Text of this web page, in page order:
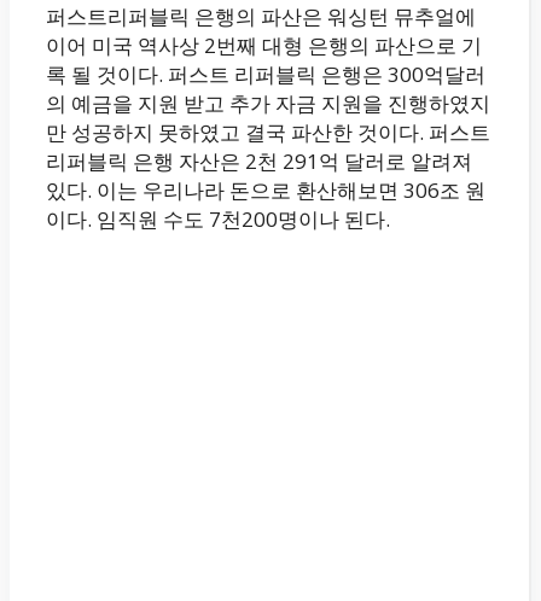
퍼스트리퍼블릭 은행의 파산은 워싱턴 뮤추얼에
이어 미국 역사상 2번째 대형 은행의 파산으로 기
록 될 것이다. 퍼스트 리퍼블릭 은행은 300억달러
의 예금을 지원 받고 추가 자금 지원을 진행하였지
만 성공하지 못하였고 결국 파산한 것이다. 퍼스트
리퍼블릭 은행 자산은 2천 291억 달러로 알려져
있다. 이는 우리나라 돈으로 환산해보면 306조 원
이다. 임직원 수도 7천200명이나 된다.